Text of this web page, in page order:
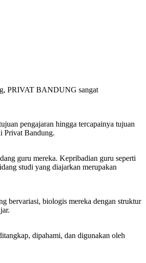
PRIVAT BANDUNG sangat
pengajaran hingga tercapainya tujuan
Privat Bandung.
guru mereka. Kepribadian guru seperti
studi yang diajarkan merupakan
bervariasi, biologis mereka dengan struktur
dipahami, dan digunakan oleh